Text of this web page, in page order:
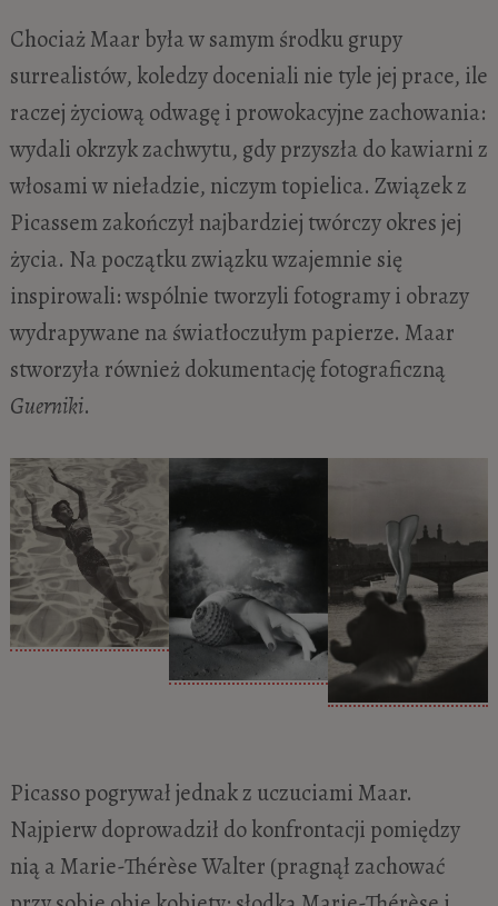
Chociaż Maar była w samym środku grupy
surrealistów, koledzy doceniali nie tyle jej prace, ile
raczej życiową odwagę i prowokacyjne zachowania:
wydali okrzyk zachwytu, gdy przyszła do kawiarni z
włosami w nieładzie, niczym topielica. Związek z
Picassem zakończył najbardziej twórczy okres jej
życia. Na początku związku wzajemnie się
inspirowali: wspólnie tworzyli fotogramy i obrazy
wydrapywane na światłoczułym papierze. Maar
stworzyła również dokumentację fotograficzną
Guerniki.
Picasso pogrywał jednak z uczuciami Maar.
Najpierw doprowadził do konfrontacji pomiędzy
nią a Marie-Thérèse Walter (pragnął zachować